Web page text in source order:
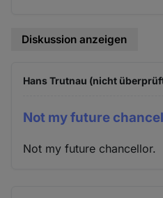
Diskussion anzeigen
Hans Trutnau (nicht
Not my future
Not my future chancellor.